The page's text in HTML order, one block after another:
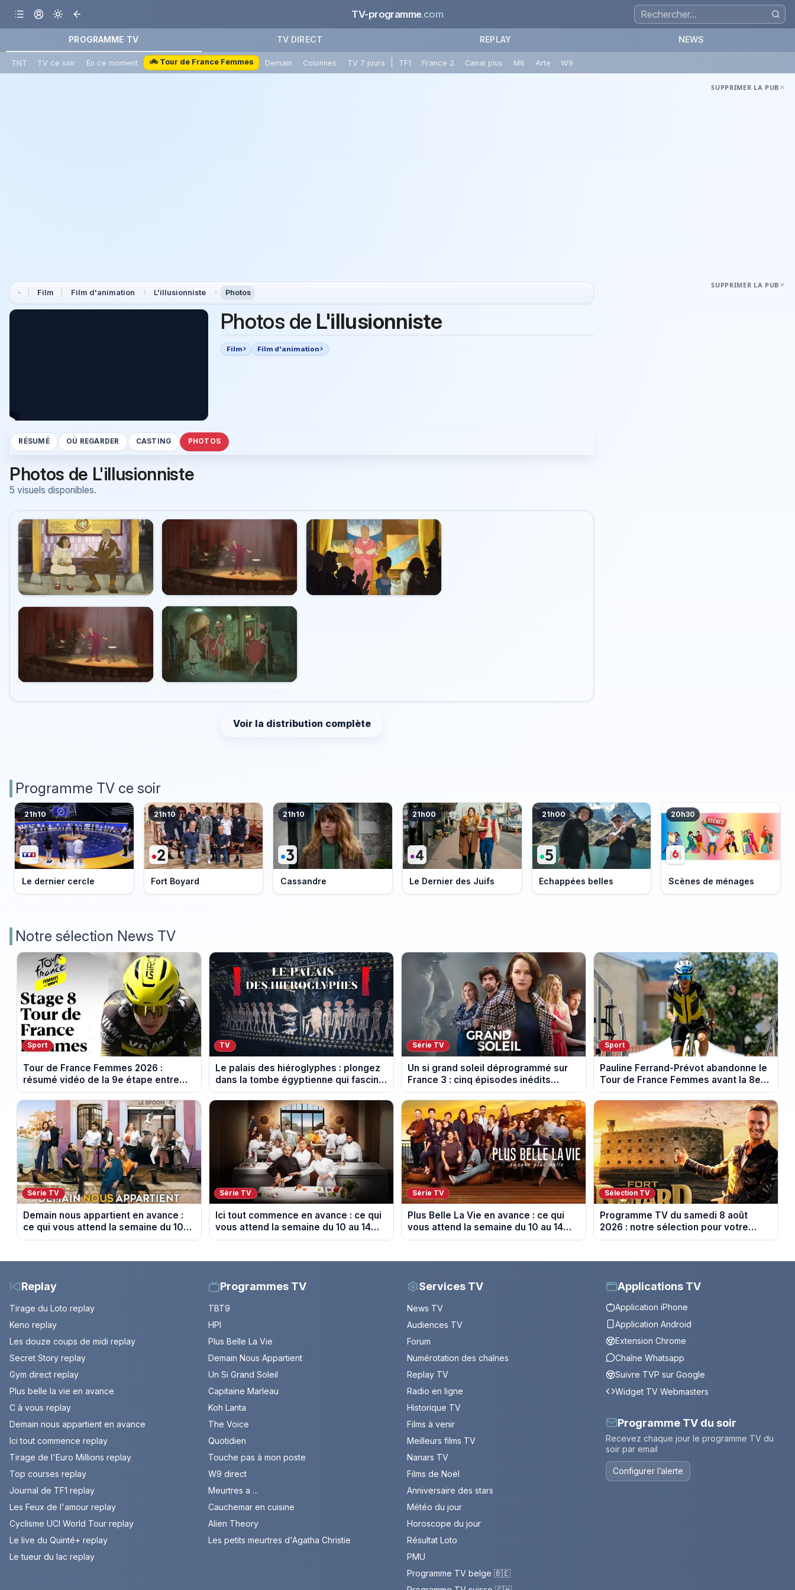
TV-programme.com
PROGRAMME TV TV DIRECT REPLAY NEWS
TNT TV ce soir En ce moment 🚲 Tour de France Femmes Demain Colonnes TV 7 jours TF1 France 2 Canal plus M6 Arte W9
SUPPRIMER LA PUB
Film Film d'animation L'illusionniste Photos
Photos de L'illusionniste
Film Film d'animation
RÉSUMÉ OÙ REGARDER CASTING PHOTOS
Photos de L'illusionniste
5 visuels disponibles.
Voir la distribution complète
SUPPRIMER LA PUB
Programme TV ce soir
21h10
Le dernier cercle
21h10
Fort Boyard
21h10
Cassandre
21h00
Le Dernier des Juifs
21h00
Echappées belles
20h30
Scènes de ménages
Notre sélection News TV
Sport
Tour de France Femmes 2026 :
résumé vidéo de la 9e étape entre
Sisteron et Nice
TV
Le palais des hiéroglyphes : plongez
dans la tombe égyptienne qui fascine
les archéologues
Série TV
Un si grand soleil déprogrammé sur
France 3 : cinq épisodes inédits
diffusés le 13 août
Sport
Pauline Ferrand-Prévot abandonne le
Tour de France Femmes avant la 8e
étape
Série TV
Demain nous appartient en avance :
ce qui vous attend la semaine du 10
au 14 août 2026 (spoiler)
Série TV
Ici tout commence en avance : ce qui
vous attend la semaine du 10 au 14
août 2026 (spoiler)
Série TV
Plus Belle La Vie en avance : ce qui
vous attend la semaine du 10 au 14
août 2026 (spoiler)
Sélection TV
Programme TV du samedi 8 août
2026 : notre sélection pour votre
soirée télé
Replay
Tirage du Loto replay
Keno replay
Les douze coups de midi replay
Secret Story replay
Gym direct replay
Plus belle la vie en avance
C à vous replay
Demain nous appartient en avance
Ici tout commence replay
Tirage de l'Euro Millions replay
Top courses replay
Journal de TF1 replay
Les Feux de l'amour replay
Cyclisme UCI World Tour replay
Le live du Quinté+ replay
Le tueur du lac replay
Programmes TV
TBT9
HPI
Plus Belle La Vie
Demain Nous Appartient
Un Si Grand Soleil
Capitaine Marleau
Koh Lanta
The Voice
Quotidien
Touche pas à mon poste
W9 direct
Meurtres a ...
Cauchemar en cuisine
Alien Theory
Les petits meurtres d'Agatha Christie
Services TV
News TV
Audiences TV
Forum
Numérotation des chaînes
Replay TV
Radio en ligne
Historique TV
Films à venir
Meilleurs films TV
Nanars TV
Films de Noël
Anniversaire des stars
Météo du jour
Horoscope du jour
Résultat Loto
PMU
Programme TV belge 🇧🇪
Applications TV
Application iPhone
Application Android
Extension Chrome
Chaîne Whatsapp
Suivre TVP sur Google
Widget TV Webmasters
Programme TV du soir
Recevez chaque jour le programme TV du
soir par email
Configurer l’alerte